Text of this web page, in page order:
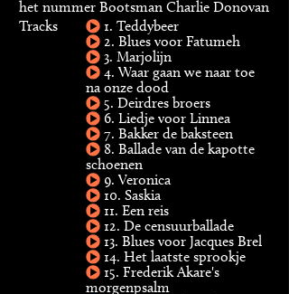
het nummer Bootsman Charlie Donovan
Tracks
1. Teddybeer
2. Blues voor Fatumeh
3. Marjolijn
4. Waar gaan we naar toe
na onze dood
5. Deirdres broers
6. Liedje voor Linnea
7. Bakker de baksteen
8. Ballade van de kapotte
schoenen
9. Veronica
10. Saskia
11. Een reis
12. De censuurballade
13. Blues voor Jacques Brel
14. Het laatste sprookje
15. Frederik Akare's
morgenpsalm